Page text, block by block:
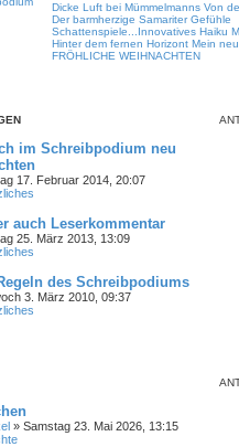
Dicke Luft bei Mümmelmanns Von
Der barmherzige Samariter Gefühle
Schattenspiele...Innovatives Haiku
Hinter dem fernen Horizont Mein
FRÖHLICHE WEIHNACHTEN
im Schreibpodium neu
17. Februar 2014, 20:07
auch Leserkommentar
25. März 2013, 13:09
des Schreibpodiums
3. März 2010, 09:37
» Samstag 23. Mai 2026, 13:15